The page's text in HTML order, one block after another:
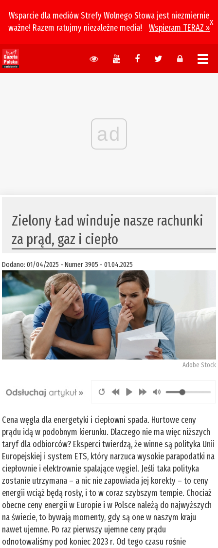
Wsparcie dla mediów Strefy Wolnego Słowa jest niezmiernie
ważne! Razem ratujmy niezależne media!
Wspieram TERAZ »
x
ad
Zielony Ład winduje nasze rachunki
za prąd, gaz i ciepło
Dodano: 01/04/2025 - Numer 3905 - 01.04.2025
Adobe Stock
Cena węgla dla energetyki i ciepłowni spada. Hurtowe ceny
prądu idą w podobnym kierunku. Dlaczego nie ma więc niższych
taryf dla odbiorców? Eksperci twierdzą, że winne są polityka Unii
Europejskiej i system ETS, który narzuca wysokie parapodatki na
ciepłownie i elektrownie spalające węgiel. Jeśli taka polityka
zostanie utrzymana – a nic nie zapowiada jej korekty – to ceny
energii wciąż będą rosły, i to w coraz szybszym tempie. Chociaż
obecne ceny energii w Europie i w Polsce należą do najwyższych
na świecie, to bywają momenty, gdy są one w naszym kraju
nawet ujemne. Po raz pierwszy ujemne ceny prądu
odnotowaliśmy pod koniec 2023 r. Od tego czasu rośnie